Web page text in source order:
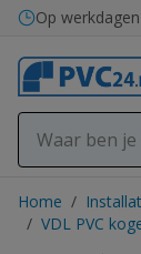
Ga naar de
Op
Home /
/ VDL PVC